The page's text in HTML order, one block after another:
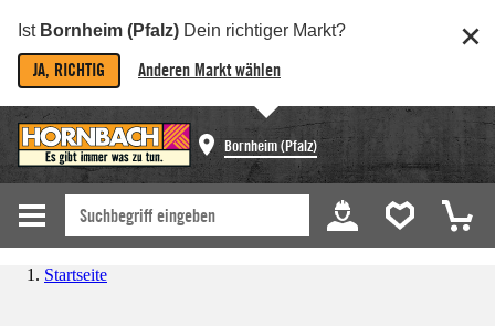
Ist Bornheim (Pfalz) Dein richtiger Markt?
JA, RICHTIG Anderen Markt wählen
Bornheim (Pfalz)
Startseite